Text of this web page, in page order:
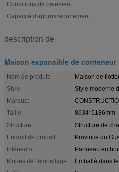
Conditions de paiement:
Capacité d'approvisionnement:
description de
Maison expansible de conteneur
Nom de produit:
Maison de
Style:
Style moderne
Marque:
Taille:
8634*5186mm
Structure:
Structure de
Endroit de produit:
Province du
Intérieurs:
Panneau en
Modes de l'emballage:
Emballé dans